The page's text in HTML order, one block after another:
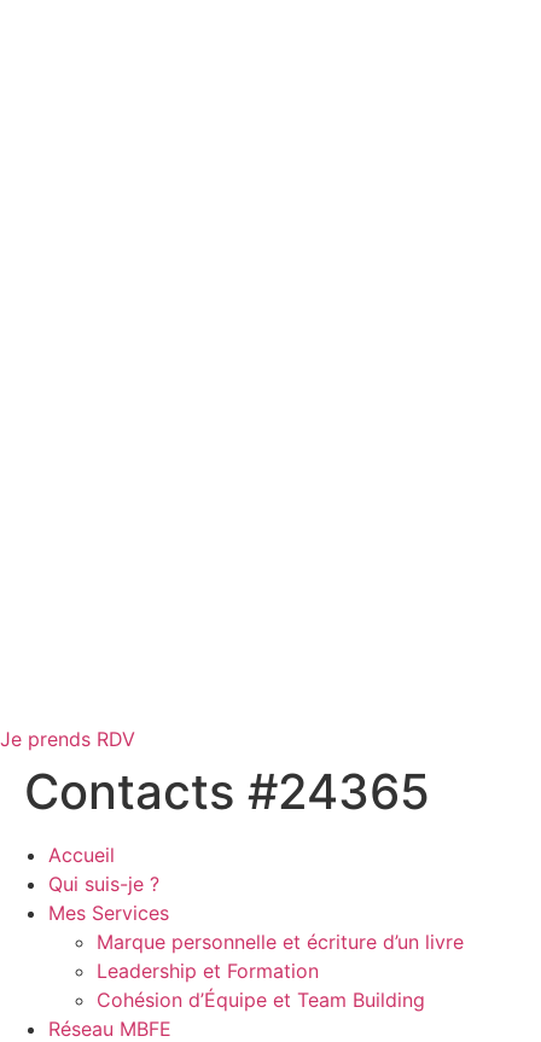
Je prends RDV
Contacts #24365
Accueil
Qui suis-je ?
Mes Services
Marque personnelle et écriture d’un livre
Leadership et Formation
Cohésion d’Équipe et Team Building
Réseau MBFE